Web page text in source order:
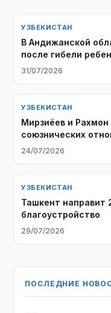
УЗБЕКИСТАН
В Андижанской
после гибели
31/07/2026
УЗБЕКИСТАН
Мирзиёев и Рахмон
союзнических
24/07/2026
УЗБЕКИСТАН
​​​​​​​Ташкент направит
благоустройство
29/07/2026
ПОСЛЕДНИЕ